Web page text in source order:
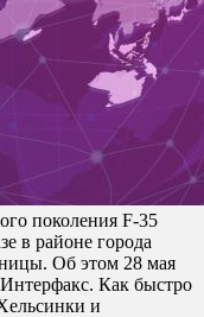
поколения F-35
в районе города
Об этом 28 мая
Как быстро
и